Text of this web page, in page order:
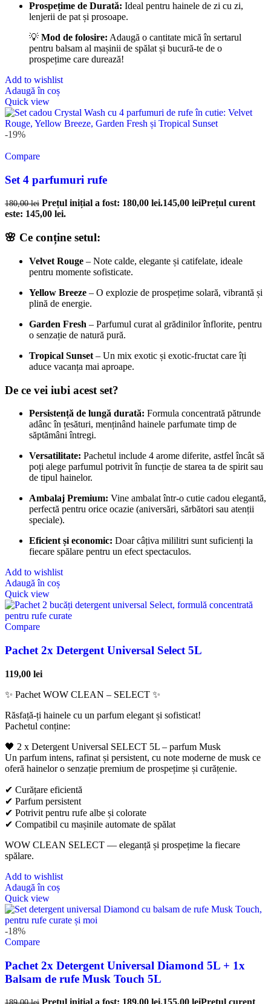
Prospețime de Durată: Ideal pentru hainele de zi cu zi,
lenjerii de pat și prosoape.
💡 Mod de folosire: Adaugă o cantitate mică în sertarul
pentru balsam al mașinii de spălat și bucură-te de o
prospețime care durează!
Add to wishlist
Adaugă în coș
Quick view
-19%
Compare
Set 4 parfumuri rufe
180,00lei Prețul inițial a fost: 180,00 lei.145,00 leiPrețul curent
este: 145,00 lei.
🌸 Ce conține setul:
Velvet Rouge – Note calde, elegante și catifelate, ideale
pentru momente sofisticate.
Yellow Breeze – O explozie de prospețime solară, vibrantă și
plină de energie.
Garden Fresh – Parfumul curat al grădinilor înflorite, pentru
o senzație de natură pură.
Tropical Sunset – Un mix exotic și exotic-fructat care îți
aduce vacanța mai aproape.
De ce vei iubi acest set?
Persistență de lungă durată: Formula concentrată pătrunde
adânc în țesături, menținând hainele parfumate timp de
săptămâni întregi.
Versatilitate: Pachetul include 4 arome diferite, astfel încât să
poți alege parfumul potrivit în funcție de starea ta de spirit sau
de tipul hainelor.
Ambalaj Premium: Vine ambalat într-o cutie cadou elegantă,
perfectă pentru orice ocazie (aniversări, sărbători sau atenții
speciale).
Eficient și economic: Doar câțiva mililitri sunt suficienți la
fiecare spălare pentru un efect spectaculos.
Add to wishlist
Adaugă în coș
Quick view
Compare
Pachet 2x Detergent Universal Select 5L
119,00 lei
✨ Pachet WOW CLEAN – SELECT ✨
Răsfață-ți hainele cu un parfum elegant și sofisticat!
Pachetul conține:
🖤 2 x Detergent Universal SELECT 5L – parfum Musk
Un parfum intens, rafinat și persistent, cu note moderne de musk ce
oferă hainelor o senzație premium de prospețime și curățenie.
✔ Curățare eficientă
✔ Parfum persistent
✔ Potrivit pentru rufe albe și colorate
✔ Compatibil cu mașinile automate de spălat
WOW CLEAN SELECT — eleganță și prospețime la fiecare
spălare.
Add to wishlist
Adaugă în coș
Quick view
-18%
Compare
Pachet 2x Detergent Universal Diamond 5L + 1x
Balsam de rufe Musk Touch 5L